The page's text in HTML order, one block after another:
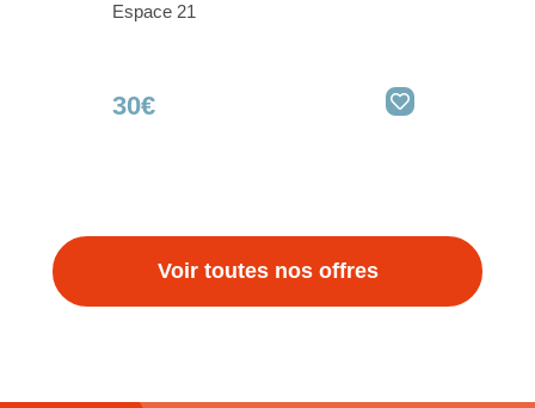
Espace 21
30€
Voir toutes nos offres